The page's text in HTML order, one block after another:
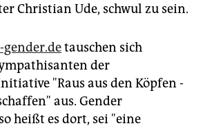
Christian Ude, schwul zu sein.
gender.detauschen sich
der
"Raus aus den Köpfen -
aus. Gender
heißt es dort, sei "eine